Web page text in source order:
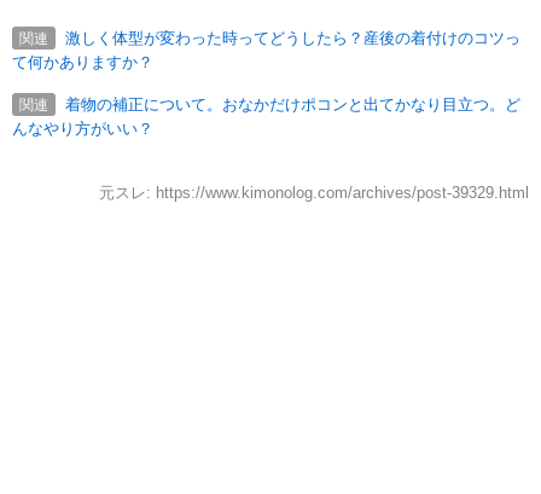
関連
激しく体型が変わった時ってどうしたら？産後の着付けのコツっ
て何かありますか？
関連
着物の補正について。おなかだけポコンと出てかなり目立つ。ど
んなやり方がいい？
元スレ: https://www.kimonolog.com/archives/post-39329.html